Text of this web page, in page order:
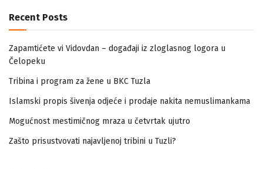
Recent Posts
Zapamtićete vi Vidovdan – događaji iz zloglasnog logora u
Čelopeku
Tribina i program za žene u BKC Tuzla
Islamski propis šivenja odjeće i prodaje nakita nemuslimankama
Mogućnost mestimičnog mraza u četvrtak ujutro
Zašto prisustvovati najavljenoj tribini u Tuzli?